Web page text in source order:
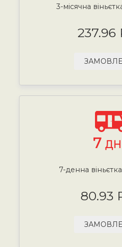
3-місячна
237.96
7
7-денна
80.93